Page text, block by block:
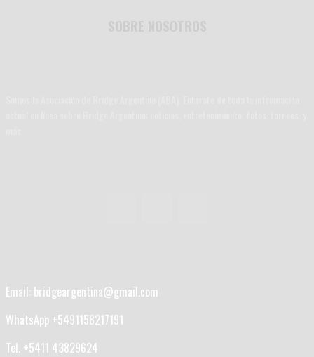
Email: bridgeargentina@gmail.com
WhatsApp +5491158217191
Tel. +5411 43829624